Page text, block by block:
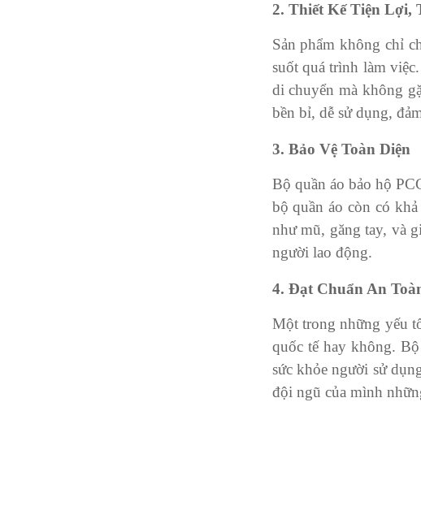
2. Thiết Kế Tiện Lợi,
Sản phẩm không chỉ
suốt quá trình làm
di chuyển mà không
bền bỉ, dễ sử dụng,
3. Bảo Vệ Toàn Diện
Bộ quần áo bảo hộ
bộ quần áo còn có
như mũ, găng tay, và
người lao động.
4. Đạt Chuẩn An
Một trong những yếu
quốc tế hay không.
sức khỏe người sử
đội ngũ của mình